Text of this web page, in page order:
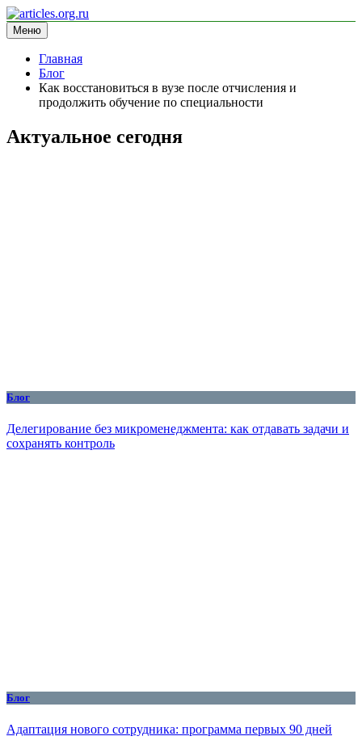
Перейти
к
содержимому
articles.org.ru
информационный сайт
Меню
Главная
Блог
Как восстановиться в вузе после отчисления и
продолжить обучение по специальности
Актуальное сегодня
Блог
Делегирование без микроменеджмента: как отдавать задачи и
сохранять контроль
Блог
Адаптация нового сотрудника: программа первых 90 дней